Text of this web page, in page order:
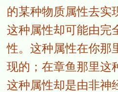
的某种物质属性去实
这种属性却可能由完
性。这种属性在你那
现的；在章鱼那里这
这种属性却是由非神